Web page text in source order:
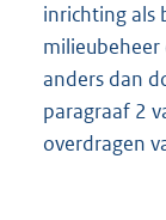
inrichting als
anders dan
paragraaf 2
overdragen